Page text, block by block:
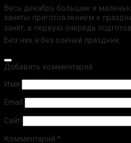
Весь декабрь большие и
заняты приготовлением к
занят, в первую очередь
Без них и без оленей праздник…
Добавить комментарий
Имя
Email
Сайт
Комментарий *